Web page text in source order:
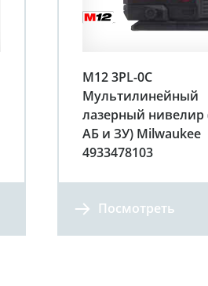
M12 3PL-0C
Мультилинейный
лазерный нивелир
АБ и ЗУ) Milwaukee
4933478103
Посмотреть